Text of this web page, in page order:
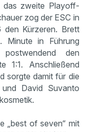
das zweite Playoff-
zog der ESC in
den Kürzeren. Brett
Minute in Führung
den
1:1. Anschließend
sorgte damit für die
und David Suvanto
„best of seven“ mit